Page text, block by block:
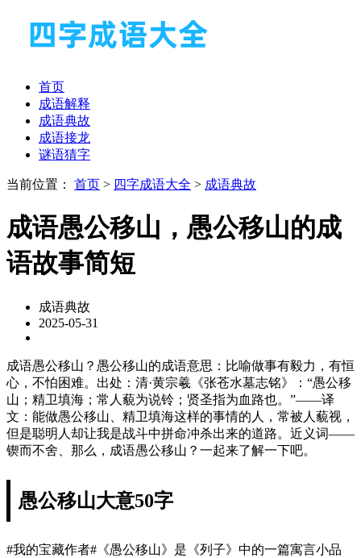
首页
成语解释
成语典故
成语接龙
谜语猜字
当前位置： 首页 > 四字成语大全 > 成语典故
成语愚公移山，愚公移山的成
语故事简短
成语典故
2025-05-31
成语愚公移山？愚公移山的成语意思：比喻做事有毅力，有恒
心，不怕困难。出处：清·黄宗羲《张苍水墓志铭》：“愚公移
山；精卫填海；常人藐为说铃；贤圣指为血路也。”——译
文：能做愚公移山、精卫填海这样的事情的人，常被人藐视，
但是聪明人却让我是战斗中拼命冲杀出来的道路。近义词——
锲而不舍、那么，成语愚公移山？一起来了解一下吧。
愚公移山大意50字
#我的宝藏作者#《愚公移山》是《列子》中的一篇寓言小品